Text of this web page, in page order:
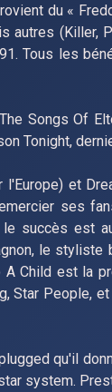
du «
autres (Killer,
Tous les
Songs Of
Tonight,
et
ses
succès est
le styliste
Child est la
Star People,
qu'il
system.